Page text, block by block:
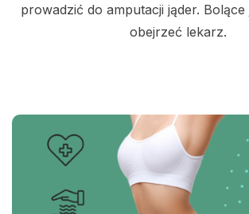
prowadzić do amputacji jąder.
obejrzeć lekarz.